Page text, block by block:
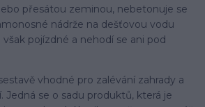
přesátou zeminou, nebetonuje se
nádrže na dešťovou vodu
pojízdné a nehodí se ani pod
vhodné pro zalévání zahrady a
Jedná se o sadu produktů, která je